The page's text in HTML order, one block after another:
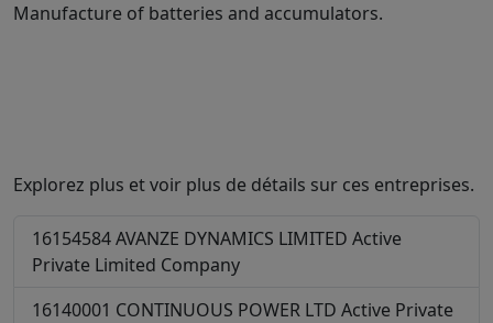
Manufacture of batteries and accumulators.
Explorez plus et voir plus de détails sur ces entreprises.
16154584AVANZE DYNAMICS LIMITED Active
Private Limited Company
16140001 CONTINUOUS POWER LTD Active Private